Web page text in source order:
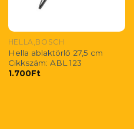
HELLA,BOSCH
Hella ablaktörlő 27,5 cm
Cikkszám: ABL 123
1.700Ft